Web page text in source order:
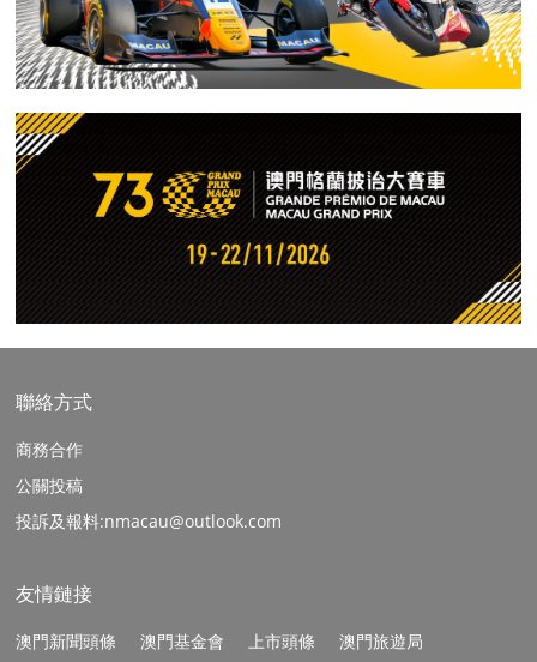
聯絡方式
商務合作
公關投稿
投訴及報料:nmacau@outlook.com
友情鏈接
澳門新聞頭條 澳門基金會 上市頭條 澳門旅遊局